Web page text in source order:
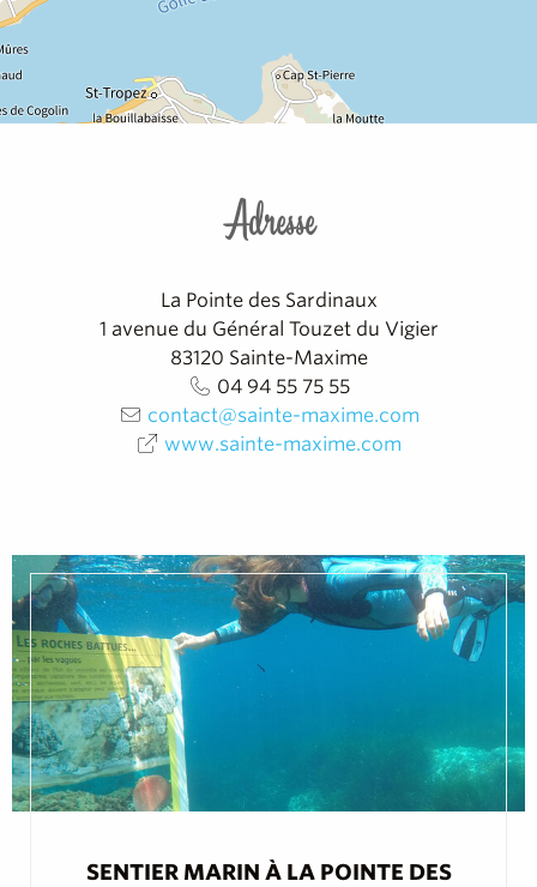
Adresse
La Pointe des Sardinaux
1 avenue du Général Touzet du Vigier
83120 Sainte-Maxime
04 94 55 75 55
contact@sainte-maxime.com
www.sainte-maxime.com
SENTIER MARIN À LA POINTE DES